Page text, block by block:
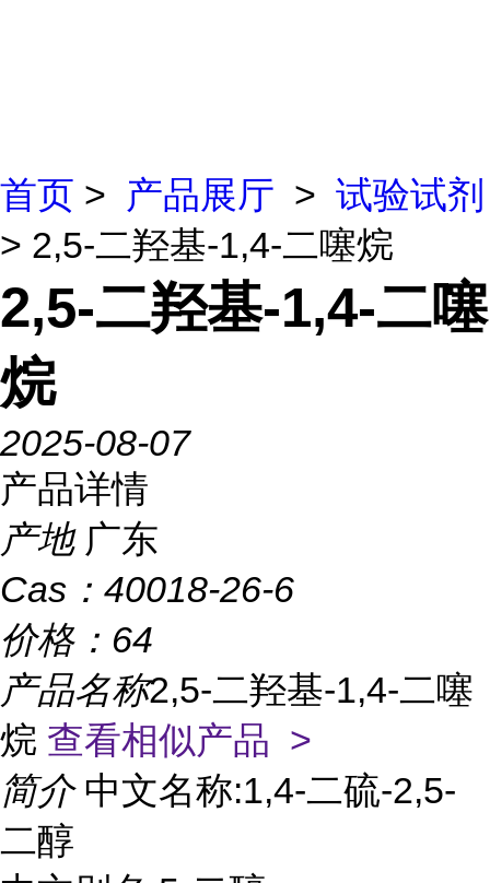
首页 > 产品展厅 > 试验试剂
> 2,5-二羟基-1,4-二噻烷
2,5-二羟基-1,4-二噻
烷
2025-08-07
产品详情
产地 广东
Cas： 40018-26-6
价格： 64
产品名称2,5-二羟基-1,4-二噻
烷 查看相似产品 >
简介 中文名称:1,4-二硫-2,5-
二醇